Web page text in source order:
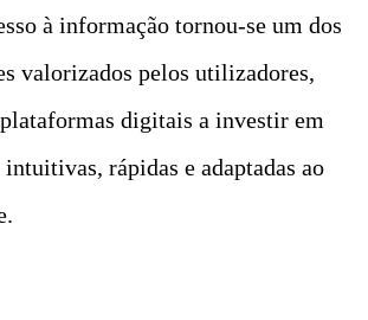
à informação tornou-se um dos
valorizados pelos utilizadores,
digitais a investir em
rápidas e adaptadas ao